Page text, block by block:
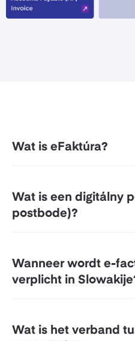
Wat is eFaktúra?
Wat is een digitálny
postbode)?
Wanneer wordt e-
verplicht in
Wat is het verband